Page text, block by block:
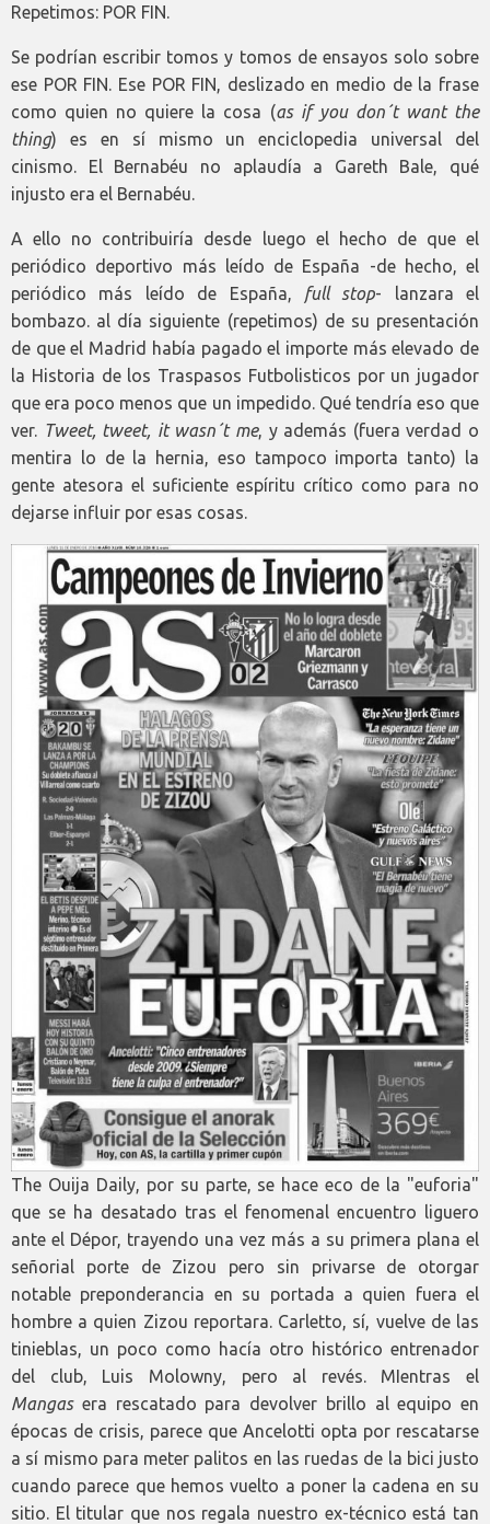
Repetimos: POR FIN.
Se podrían escribir tomos y tomos de ensayos solo sobre
ese POR FIN. Ese POR FIN, deslizado en medio de la frase
como quien no quiere la cosa (as if you don´t want the
thing) es en sí mismo un enciclopedia universal del
cinismo. El Bernabéu no aplaudía a Gareth Bale, qué
injusto era el Bernabéu.
A ello no contribuiría desde luego el hecho de que el
periódico deportivo más leído de España -de hecho, el
periódico más leído de España, full stop- lanzara el
bombazo. al día siguiente (repetimos) de su presentación
de que el Madrid había pagado el importe más elevado de
la Historia de los Traspasos Futbolisticos por un jugador
que era poco menos que un impedido. Qué tendría eso que
ver. Tweet, tweet, it wasn´t me, y además (fuera verdad o
mentira lo de la hernia, eso tampoco importa tanto) la
gente atesora el suficiente espíritu crítico como para no
dejarse influir por esas cosas.
The Ouija Daily, por su parte, se hace eco de la "euforia"
que se ha desatado tras el fenomenal encuentro liguero
ante el Dépor, trayendo una vez más a su primera plana el
señorial porte de Zizou pero sin privarse de otorgar
notable preponderancia en su portada a quien fuera el
hombre a quien Zizou reportara. Carletto, sí, vuelve de las
tinieblas, un poco como hacía otro histórico entrenador
del club, Luis Molowny, pero al revés. MIentras el
Mangasera rescatado para devolver brillo al equipo en
épocas de crisis, parece que Ancelotti opta por rescatarse
a sí mismo para meter palitos en las ruedas de la bici justo
cuando parece que hemos vuelto a poner la cadena en su
sitio. El titular que nos regala nuestro ex-técnico está tan